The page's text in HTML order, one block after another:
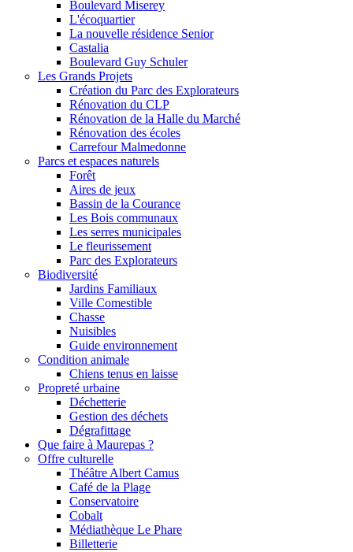
Boulevard Miserey
L'écoquartier
La nouvelle résidence Senior
Castalia
Boulevard Guy Schuler
Les Grands Projets
Création du Parc des Explorateurs
Rénovation du CLP
Rénovation de la Halle du Marché
Rénovation des écoles
Carrefour Malmedonne
Parcs et espaces naturels
Forêt
Aires de jeux
Bassin de la Courance
Les Bois communaux
Les serres municipales
Le fleurissement
Parc des Explorateurs
Biodiversité
Jardins Familiaux
Ville Comestible
Chasse
Nuisibles
Guide environnement
Condition animale
Chiens tenus en laisse
Propreté urbaine
Déchetterie
Gestion des déchets
Dégrafittage
Que faire à Maurepas ?
Offre culturelle
Théâtre Albert Camus
Café de la Plage
Conservatoire
Cobalt
Médiathèque Le Phare
Billetterie